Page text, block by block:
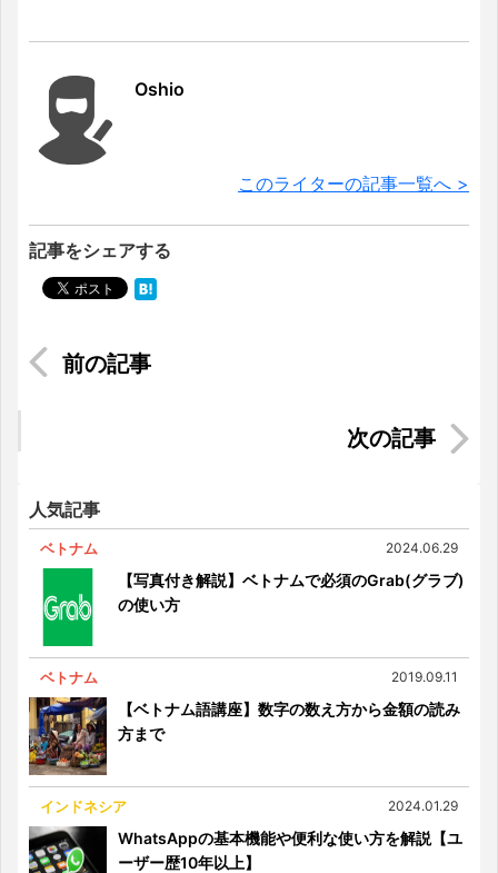
Oshio
このライターの記事一覧へ >
記事をシェアする
ホーチミンのアオザイ店で既製品アオザイを買う
多国籍でマネジメントをしていくポイント
人気記事
ベトナム 2024.06.29
【写真付き解説】ベトナムで必須のGrab(グラブ)
の使い方
ベトナム 2019.09.11
【ベトナム語講座】数字の数え方から金額の読み
方まで
インドネシア 2024.01.29
WhatsAppの基本機能や便利な使い方を解説【ユ
ーザー歴10年以上】